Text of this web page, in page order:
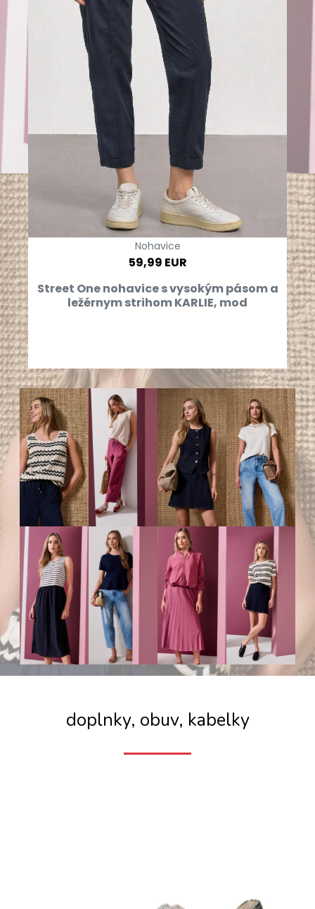
Nohavice
59,99 EUR
Street One nohavice s vysokým pásom a
ležérnym strihom KARLIE, mod
doplnky, obuv, kabelky